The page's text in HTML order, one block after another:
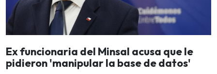
Ex funcionaria del Minsal acusa que le
pidieron 'manipular la base de datos'